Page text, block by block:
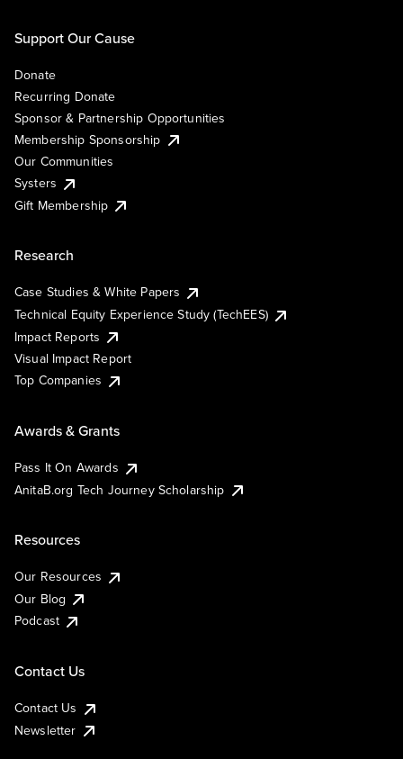
Support Our Cause
Donate
Recurring Donate
Sponsor & Partnership Opportunities
Membership Sponsorship
Our Communities
Systers
Gift Membership
Research
Case Studies & White Papers
Technical Equity Experience Study (TechEES)
Impact Reports
Visual Impact Report
Top Companies
Awards & Grants
Pass It On Awards
AnitaB.org Tech Journey Scholarship
Resources
Our Resources
Our Blog
Podcast
Contact Us
Contact Us
Newsletter